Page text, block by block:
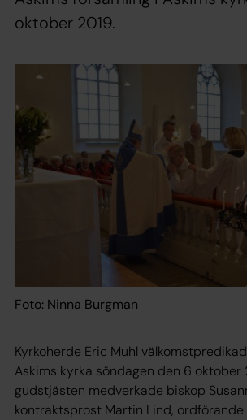
oktober 2019.
Foto: Ninna Burgman
Kyrkoherde Eric Muhl
Askims kyrka söndagen den 6 oktober
gudstjästen medverkade biskop
kontraktsprost Martin Lind, ordförande